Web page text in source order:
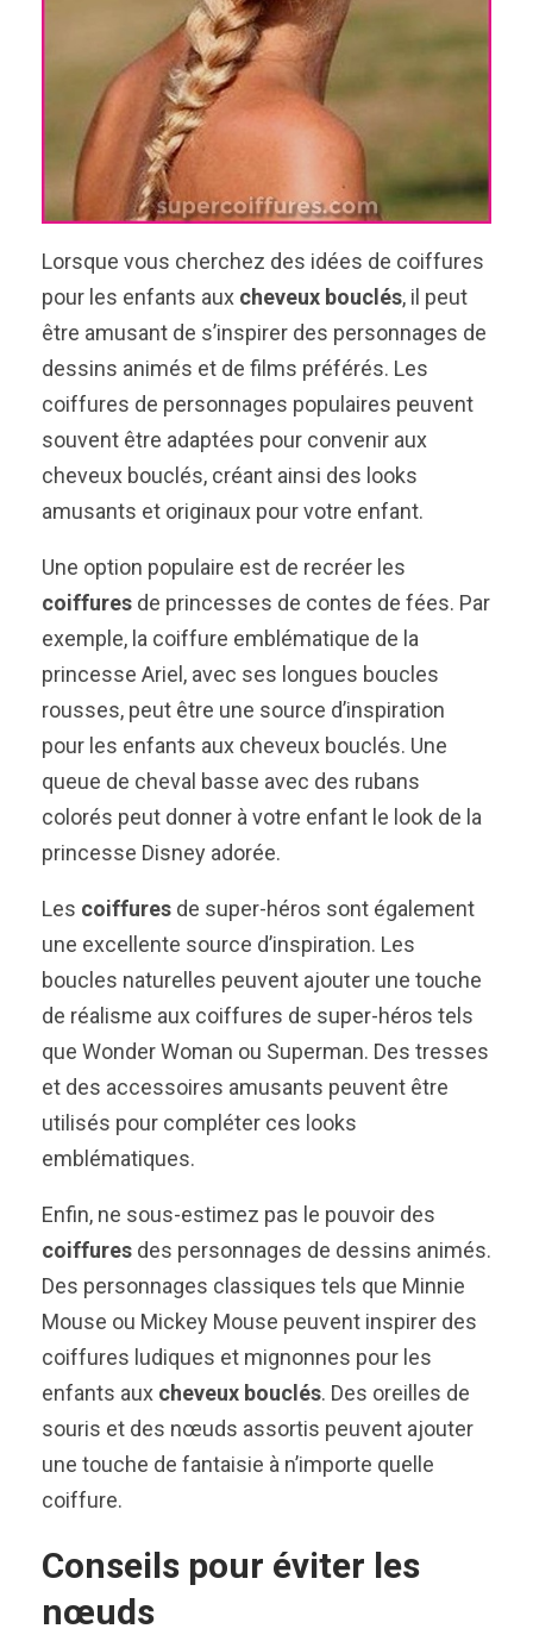
Lorsque vous cherchez des idées de coiffures
pour les enfants aux cheveux bouclés, il peut
être amusant de s’inspirer des personnages de
dessins animés et de films préférés. Les
coiffures de personnages populaires peuvent
souvent être adaptées pour convenir aux
cheveux bouclés, créant ainsi des looks
amusants et originaux pour votre enfant.
Une option populaire est de recréer les
coiffures de princesses de contes de fées. Par
exemple, la coiffure emblématique de la
princesse Ariel, avec ses longues boucles
rousses, peut être une source d’inspiration
pour les enfants aux cheveux bouclés. Une
queue de cheval basse avec des rubans
colorés peut donner à votre enfant le look de la
princesse Disney adorée.
Les coiffures de super-héros sont également
une excellente source d’inspiration. Les
boucles naturelles peuvent ajouter une touche
de réalisme aux coiffures de super-héros tels
que Wonder Woman ou Superman. Des tresses
et des accessoires amusants peuvent être
utilisés pour compléter ces looks
emblématiques.
Enfin, ne sous-estimez pas le pouvoir des
coiffures des personnages de dessins animés.
Des personnages classiques tels que Minnie
Mouse ou Mickey Mouse peuvent inspirer des
coiffures ludiques et mignonnes pour les
enfants aux cheveux bouclés. Des oreilles de
souris et des nœuds assortis peuvent ajouter
une touche de fantaisie à n’importe quelle
coiffure.
Conseils pour éviter les
nœuds